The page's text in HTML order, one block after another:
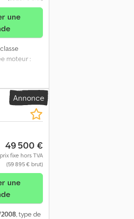
moteur :
Annonce
49 500 €
prix fixe hors TVA
(59 895 € brut)
, type de